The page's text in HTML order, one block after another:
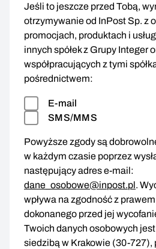
Jeśli to jeszcze przed Tobą,
otrzymywanie od InPost Sp. z
promocjach, produktach i
innych spółek z Grupy Integer
współpracujących z tymi
pośrednictwem:
E-mail
SMS/MMS
Powyższe zgody są
w każdym czasie poprzez
następujący adres e-mail:
dane_osobowe@inpost.pl.
wpływa na zgodność z
dokonanego przed jej
Twoich danych osobowych
siedzibą w Krakowie (30-727),